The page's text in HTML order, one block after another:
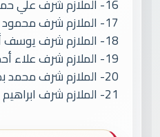
16- الملازم شرف علي حمادي
17- الملازم شرف محمود عرابي
18- الملازم شرف يوسف أبو سمرة
19- الملازم شرف علاء أحمد
20- الملازم شرف محمد بكر الحاجي
21- الملازم شرف ابراهيم الصعيدي